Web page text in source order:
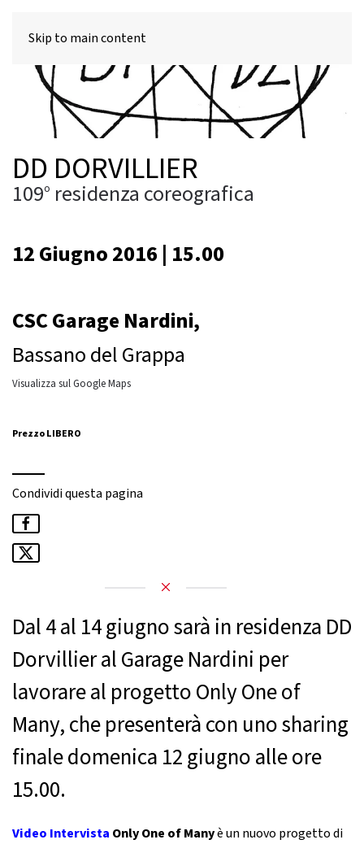
Skip to main content
DD DORVILLIER
109° residenza coreografica
12 Giugno 2016 | 15.00
CSC Garage Nardini,
Bassano del Grappa
Visualizza sul Google Maps
Prezzo LIBERO
Condividi questa pagina
Dal 4 al 14 giugno sarà in residenza DD
Dorvillier al Garage Nardini per
lavorare al progetto Only One of
Many, che presenterà con uno sharing
finale domenica 12 giugno alle ore
15.00.
Video Intervista Only One of Manyè un nuovo progetto di